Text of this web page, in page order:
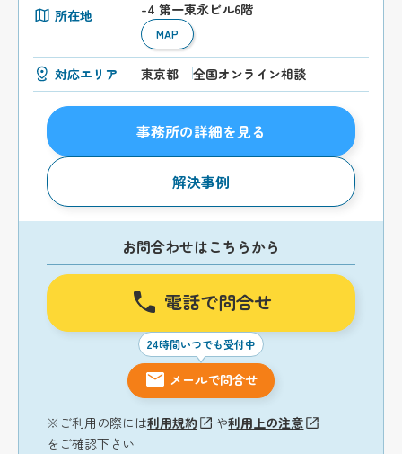
所在地
-4 第一東永ビル6階
MAP
対応エリア 東京都 全国オンライン相談
事務所の詳細を見る
解決事例
お問合わせはこちらから
電話で問合せ
24時間いつでも受付中
メールで問合せ
※ご利用の際には利用規約 や利用上の注意
をご確認下さい